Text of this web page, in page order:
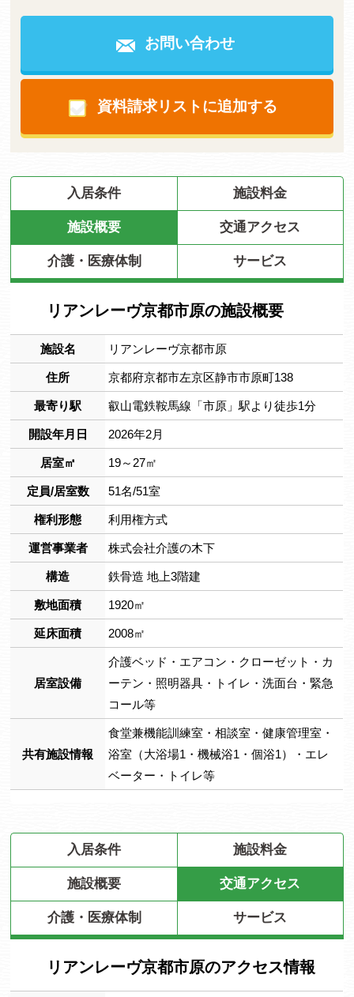
お問い合わせ
資料請求リストに追加する
入居条件 施設料金
施設概要 交通アクセス
介護・医療体制 サービス
リアンレーヴ京都市原の施設概要
施設名 リアンレーヴ京都市原
住所 京都府京都市左京区静市市原町138
最寄り駅 叡山電鉄鞍馬線「市原」駅より徒歩1分
開設年月日 2026年2月
居室㎡ 19～27㎡
定員/居室数 51名/51室
権利形態 利用権方式
運営事業者 株式会社介護の木下
構造 鉄骨造 地上3階建
敷地面積 1920㎡
延床面積 2008㎡
居室設備
介護ベッド・エアコン・クローゼット・カ
ーテン・照明器具・トイレ・洗面台・緊急
コール等
共有施設情報
食堂兼機能訓練室・相談室・健康管理室・
浴室（大浴場1・機械浴1・個浴1）・エレ
ベーター・トイレ等
入居条件 施設料金
施設概要 交通アクセス
介護・医療体制 サービス
リアンレーヴ京都市原のアクセス情報